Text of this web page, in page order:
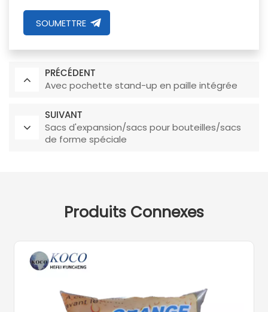
SOUMETTRE
PRÉCÉDENT
Avec pochette stand-up en paille intégrée
SUIVANT
Sacs d'expansion/sacs pour bouteilles/sacs
de forme spéciale
Produits Connexes